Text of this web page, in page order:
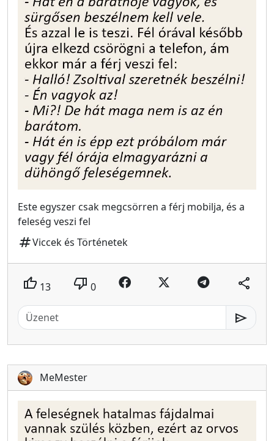
Este egyszer csak megcsörren a férj mobilja, és a
feleség veszi fel
tagViccek és Történetek
thumb_up 13 thumb_down 0 share
send
MeMester